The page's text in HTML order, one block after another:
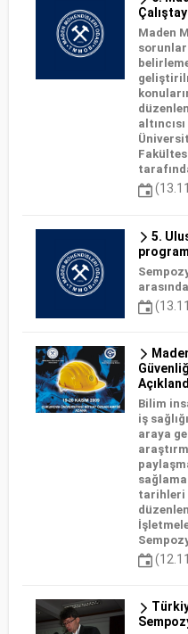
Maden
5.
Bilim
iş
araya
tarihleri